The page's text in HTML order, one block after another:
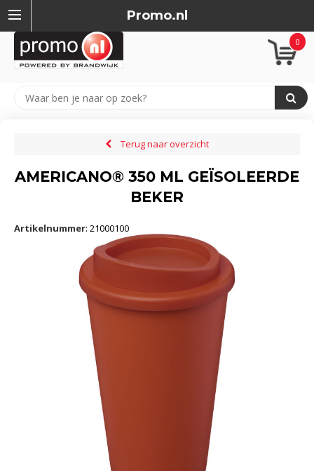
Promo.nl
0
Terug naar overzicht
AMERICANO® 350 ML GEÏSOLEERDE
BEKER
Artikelnummer: 21000100